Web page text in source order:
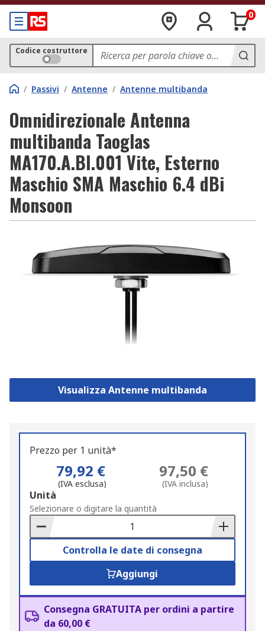
0
Codice costruttore
/ Passivi / Antenne / Antenne multibanda
Omnidirezionale Antenna
multibanda Taoglas
MA170.A.BI.001 Vite, Esterno
Maschio SMA Maschio 6.4 dBi
Monsoon
Visualizza Antenne multibanda
Prezzo per 1 unità*
79,92 €
(IVA esclusa)
97,50 €
(IVA inclusa)
Add
to
Basket
Unità
Selezionare o digitare la quantità
Controlla le date di consegna
Aggiungi
Consegna GRATUITA per ordini a partire
da 60,00 €